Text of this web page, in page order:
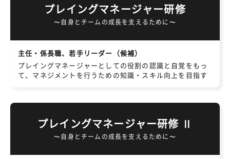
プレイングマネージャー研修
〜自身とチームの成長を支えるために〜
主任・係長職、若手リーダー（候補）
プレイングマネージャーとしての役割の認識と自覚をもっ
て、マネジメントを行うための知識・スキル向上を目指す
プレイングマネージャー研修 Ⅱ
〜自身とチームの成長を支えるために〜